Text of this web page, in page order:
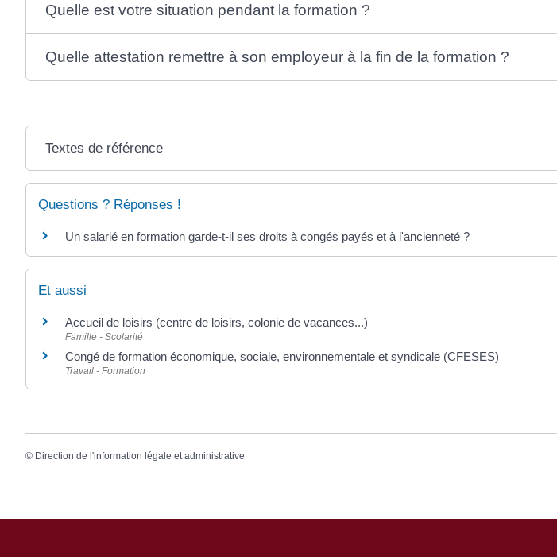
Quelle est votre situation pendant la formation ?
Quelle attestation remettre à son employeur à la fin de la formation ?
Textes de référence
Questions ? Réponses !
Un salarié en formation garde-t-il ses droits à congés payés et à l'ancienneté ?
Et aussi
Accueil de loisirs (centre de loisirs, colonie de vacances...)
Famille - Scolarité
Congé de formation économique, sociale, environnementale et syndicale (CFESES)
Travail - Formation
© Direction de l'information légale et administrative